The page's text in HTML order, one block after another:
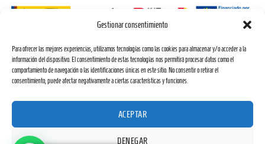
Gestionar consentimiento
Para ofrecer las mejores experiencias, utilizamos tecnologías como las cookies para almacenar y/o acceder a la
información del dispositivo. El consentimiento de estas tecnologías nos permitirá procesar datos como el
comportamiento de navegación o las identificaciones únicas en este sitio. No consentir o retirar el
consentimiento, puede afectar negativamente a ciertas características y funciones.
ACEPTAR
DENEGAR
Web financiada por la Unión Europea a través de los fondos «NextGenerationEU» y el
programa Kit Digital.